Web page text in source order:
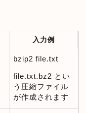
入力例
bzip2 file.txt
file.txt.bz2 とい
う圧縮ファイル
が作成されます